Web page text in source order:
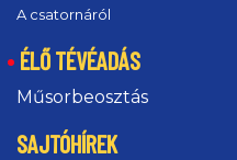
A csatornáról
ÉLŐ TÉVÉADÁS
Műsorbeosztás
SAJTÓHÍREK